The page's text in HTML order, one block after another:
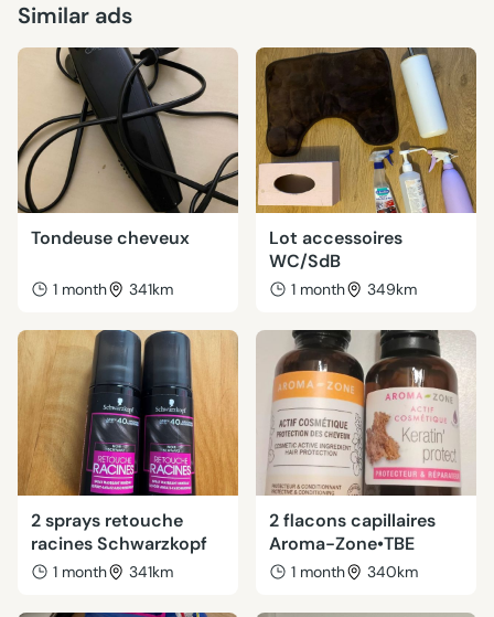
Similar ads
Tondeuse cheveux
1 month 341km
Lot accessoires
WC/SdB
1 month 349km
2 sprays retouche
racines Schwarzkopf
1 month 341km
2 flacons capillaires
Aroma-Zone•TBE
1 month 340km